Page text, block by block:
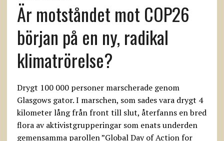
Är motståndet mot COP26
början på en ny, radikal
klimatrörelse?
Drygt 100 000 personer marscherade genom
Glasgows gator. I marschen, som sades vara drygt 4
kilometer lång från front till slut, återfanns en bred
flora av aktivistgrupperingar som enats underden
gemensamma parollen ”Global Day of Action for